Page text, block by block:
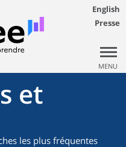
English
Presse
MENU
et
les plus fréquentes